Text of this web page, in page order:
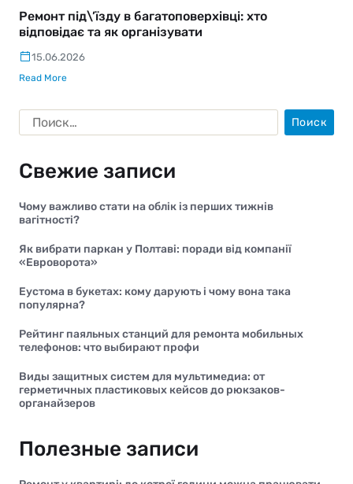
Ремонт під\’їзду в багатоповерхівці: хто
відповідає та як організувати
15.06.2026
Read More
Свежие записи
Чому важливо стати на облік із перших тижнів
вагітності?
Як вибрати паркан у Полтаві: поради від компанії
«Евроворота»
Еустома в букетах: кому дарують і чому вона така
популярна?
Рейтинг паяльных станций для ремонта мобильных
телефонов: что выбирают профи
Виды защитных систем для мультимедиа: от
герметичных пластиковых кейсов до рюкзаков-
органайзеров
Полезные записи